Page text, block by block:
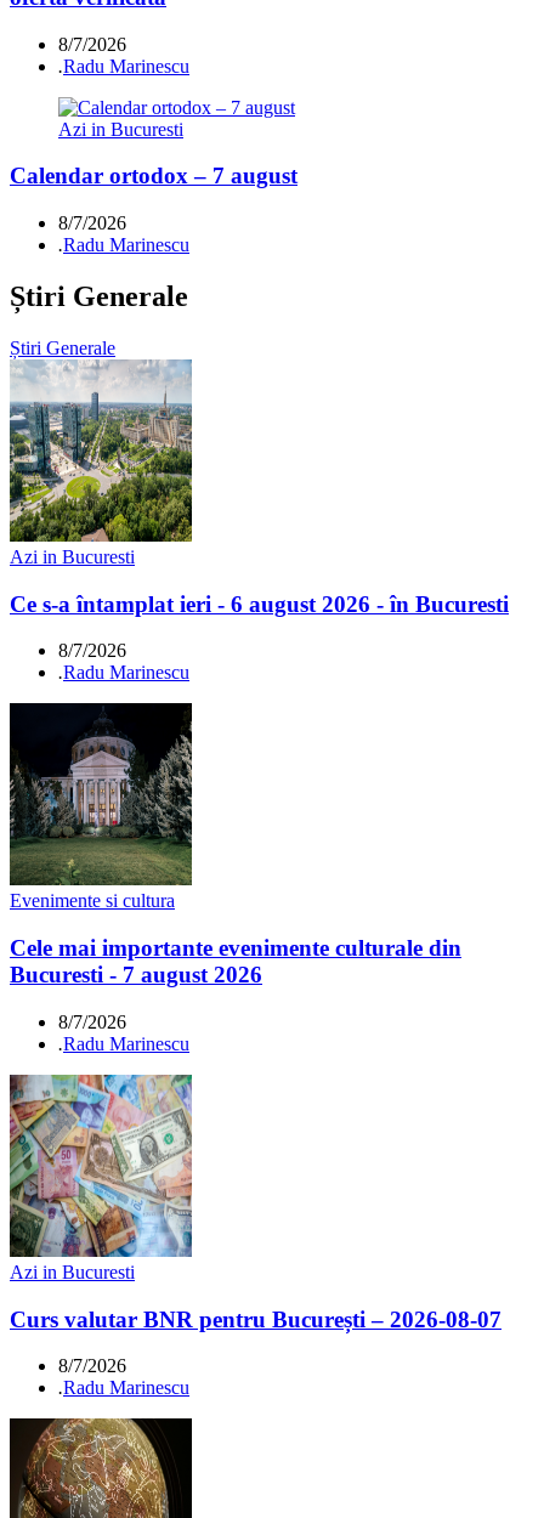
8/7/2026
.Radu Marinescu
Azi in Bucuresti
Calendar ortodox – 7 august
8/7/2026
.Radu Marinescu
Știri Generale
Știri Generale
Azi in Bucuresti
Ce s-a întamplat ieri - 6 august 2026 - în Bucuresti
8/7/2026
.Radu Marinescu
Evenimente si cultura
Cele mai importante evenimente culturale din
Bucuresti - 7 august 2026
8/7/2026
.Radu Marinescu
Azi in Bucuresti
Curs valutar BNR pentru București – 2026-08-07
8/7/2026
.Radu Marinescu